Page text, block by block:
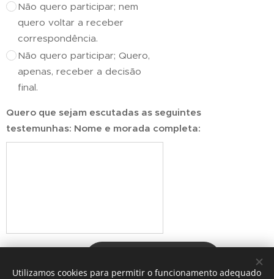
Não quero participar; nem
quero voltar a receber
correspondência.
Não quero participar; Quero,
apenas, receber a decisão
final.
Quero que sejam escutadas as seguintes
testemunhas: Nome e morada completa:
Utilizamos cookies para permitir o funcionamento adequado